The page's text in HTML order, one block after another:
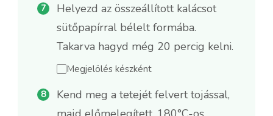
Helyezd az összeállított kalácsot
sütőpapírral bélelt formába.
Takarva hagyd még 20 percig kelni.
Megjelölés készként
Kend meg a tetejét felvert tojással,